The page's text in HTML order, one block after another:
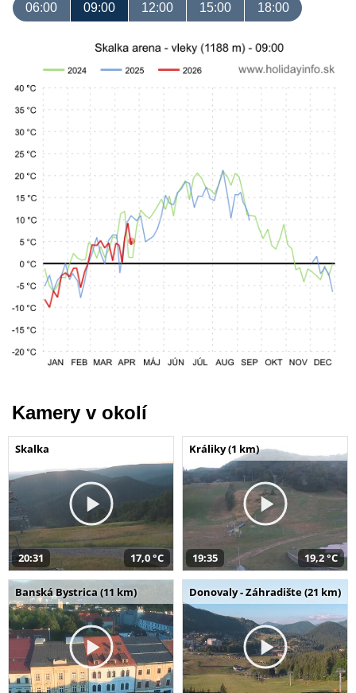
06:00 09:00 12:00 15:00 18:00
Kamery v okolí
Skalka
20:31 17,0 °C
Králiky (1 km)
19:35 19,2 °C
Banská Bystrica (11 km) Donovaly - Záhradište (21 km)